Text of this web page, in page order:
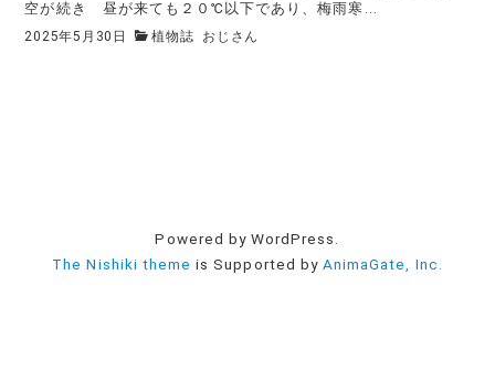
空が続き 昼が来ても２０℃以下であり、梅雨寒...
2025年5月30日 植物誌 おじさん
Powered by WordPress.
The Nishiki theme is Supported by AnimaGate, Inc.